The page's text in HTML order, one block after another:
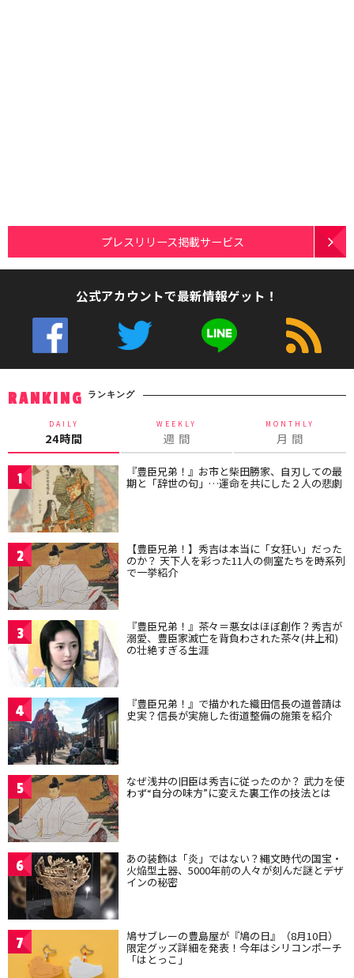
プレスリリース掲載サービス
公式アカウントで最新情報ゲット！
RANKING ランキング
DAILY
24時間
WEEKLY
週 間
MONTHLY
月 間
1 『豊臣兄弟！』お市と柴田勝家、自刃しての最
期と「辞世の句」…運命を共にした２人の悲劇
2 【豊臣兄弟！】秀吉は本当に「女狂い」だった
のか？ 天下人を彩った11人の側室たちを時系列
で一挙紹介
3 『豊臣兄弟！』茶々＝悪女はほぼ創作？秀吉が
溺愛、豊臣家滅亡を背負わされた茶々(井上和)
の壮絶すぎる生涯
4 『豊臣兄弟！』で描かれた織田信長の道普請は
史実？信長が実施した街道整備の施策を紹介
5 なぜ浅井の旧臣は秀吉に従ったのか？ 武力を使
わず“自分の味方”に変えた裏工作の技法とは
6 あの装飾は「炎」ではない？縄文時代の国宝・
火焔型土器、5000年前の人々が刻んだ謎とデザ
インの秘密
7 鳩サブレーの豊島屋が『鳩の日』（8月10日）
限定グッズ詳細を発表！今年はシリコンポーチ
「はとっこ」